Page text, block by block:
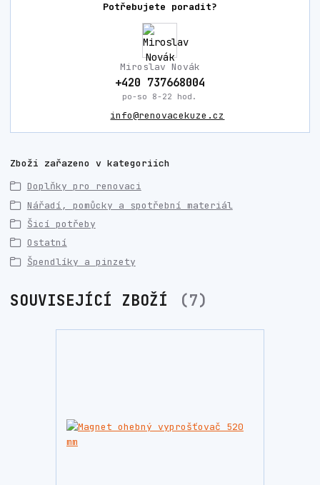
Potřebujete poradit?
Miroslav Novák
+420 737668004
po-so 8-22 hod.
info@renovacekuze.cz
Zboží zařazeno v kategoriích
Doplňky pro renovaci
Nářadí, pomůcky a spotřební materiál
Šicí potřeby
Ostatní
Špendlíky a pinzety
SOUVISEJÍCÍ ZBOŽÍ 7